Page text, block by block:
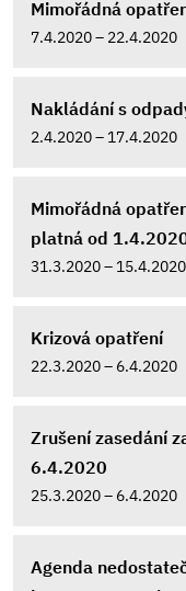
Mimořádná
7.4.2020 – 22.4.2020
Nakládání s
2.4.2020 – 17.4.2020
Mimořádná
platná od
31.3.2020 – 15.4.2020
Krizová opatření
22.3.2020 – 6.4.2020
Zrušení zasedání
6.4.2020
25.3.2020 – 6.4.2020
Agenda